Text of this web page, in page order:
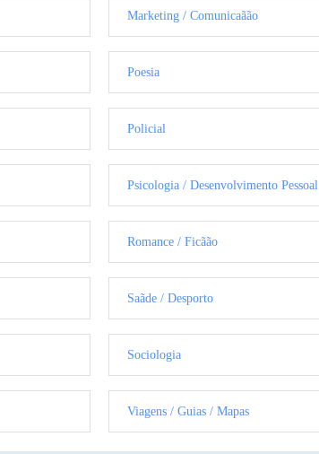
Marketing / Comunicaãão
Poesia
Policial
Psicologia / Desenvolvimento Pessoal
Romance / Ficãão
Saãde / Desporto
Sociologia
Viagens / Guias / Mapas